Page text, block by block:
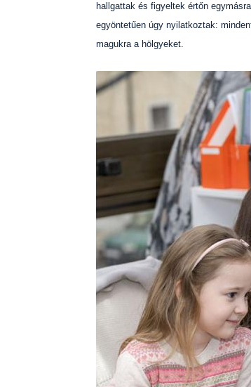
hallgattak és figyeltek értőn
egyöntetűen úgy nyilatkoztak:
magukra a hölgyeket.